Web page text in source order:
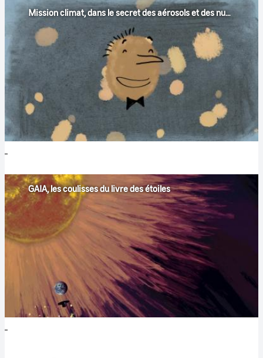
Mission climat, dans le secret des aérosols et des nuages
GAIA, les coulisses du livre des étoiles